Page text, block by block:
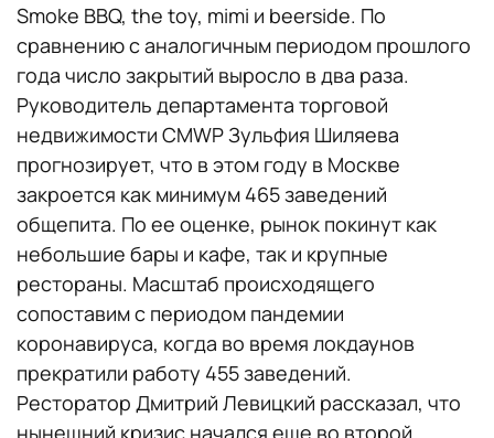
Smoke BBQ, the toy, mimi и beerside. По
сравнению с аналогичным периодом прошлого
года число закрытий выросло в два раза.
Руководитель департамента торговой
недвижимости CMWP Зульфия Шиляева
прогнозирует, что в этом году в Москве
закроется как минимум 465 заведений
общепита. По ее оценке, рынок покинут как
небольшие бары и кафе, так и крупные
рестораны. Масштаб происходящего
сопоставим с периодом пандемии
коронавируса, когда во время локдаунов
прекратили работу 455 заведений.
Ресторатор Дмитрий Левицкий рассказал, что
нынешний кризис начался еще во второй